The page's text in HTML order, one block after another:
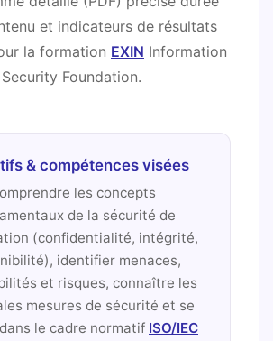
et indicateurs de résultats
la formation EXIN Information
Security Foundation.
& compétences visées
les concepts
de la sécurité de
(confidentialité, intégrité,
identifier menaces,
et risques, connaître les
mesures de sécurité et se
le cadre normatif ISO/IEC